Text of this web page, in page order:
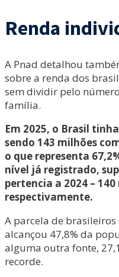
Renda
A Pnad detalhou
sobre a renda dos
sem dividir pelo
família.
Em 2025, o Brasil
sendo 143 milhões
o que representa
nível já registrado,
pertencia a 2024 –
respectivamente.
A parcela de
alcançou 47,8% da
alguma outra fonte,
recorde.